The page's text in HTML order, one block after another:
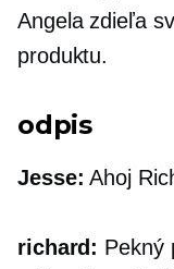
Angela zdieľa
produktu.
odpis
Jesse: Ahoj
richard: Pekný